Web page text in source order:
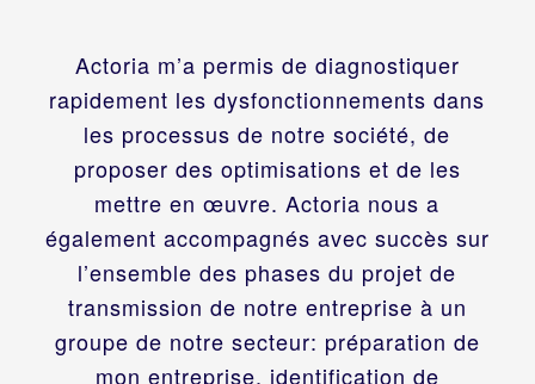
Actoria m’a permis de diagnostiquer
rapidement les dysfonctionnements dans
les processus de notre société, de
proposer des optimisations et de les
mettre en œuvre. Actoria nous a
également accompagnés avec succès sur
l’ensemble des phases du projet de
transmission de notre entreprise à un
groupe de notre secteur: préparation de
mon entreprise, identification de